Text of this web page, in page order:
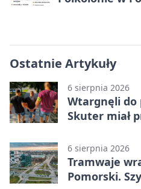
Ostatnie Artykuły
6 sierpnia 2026
Wtargnęli do
Skuter miał
6 sierpnia 2026
Tramwaje
Pomorski.